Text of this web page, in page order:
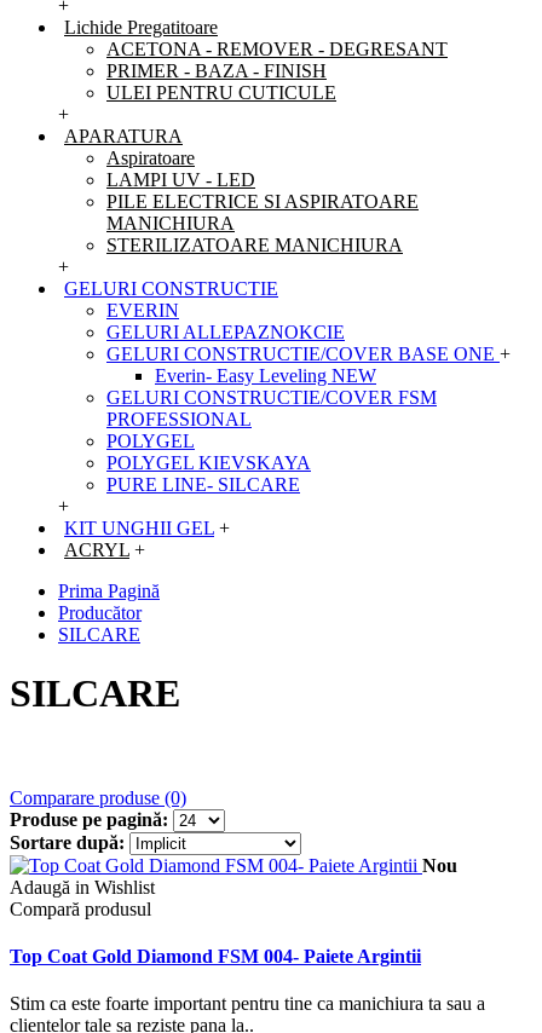
+
Lichide Pregatitoare
ACETONA - REMOVER - DEGRESANT
PRIMER - BAZA - FINISH
ULEI PENTRU CUTICULE
+
APARATURA
Aspiratoare
LAMPI UV - LED
PILE ELECTRICE SI ASPIRATOARE
MANICHIURA
STERILIZATOARE MANICHIURA
+
GELURI CONSTRUCTIE
EVERIN
GELURI ALLEPAZNOKCIE
GELURI CONSTRUCTIE/COVER BASE ONE +
Everin- Easy Leveling NEW
GELURI CONSTRUCTIE/COVER FSM
PROFESSIONAL
POLYGEL
POLYGEL KIEVSKAYA
PURE LINE- SILCARE
+
KIT UNGHII GEL +
ACRYL +
Prima Pagină
Producător
SILCARE
SILCARE
Comparare produse (0)
Produse pe pagină:
Sortare după:
Nou
Adaugă in Wishlist
Compară produsul
Top Coat Gold Diamond FSM 004- Paiete Argintii
Stim ca este foarte important pentru tine ca manichiura ta sau a
clientelor tale sa reziste pana la..